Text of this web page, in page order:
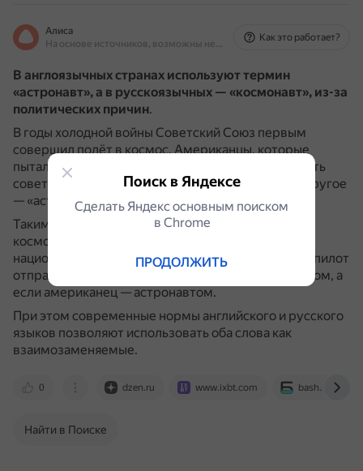
Алиса
На основе источников, возможны неточности
Как это работает?
В англоязычных странах используют термин
«астронавт», а в русскоязычных — «космонавт», из-за
политических причин.
В годы холодной войны Советский Союз первым
совершил полёт в космос.Американцы, которые
пытались угнаться за СССР, не хотели использовать
советское слово и позаимствовали у фантастов другое
— «астронавт».
Таким образом, основное различие между
космонавтом и астронавтом заключается в их
национальной принадлежности: если российский пилот
отправляется к звёздам, его называют космонавтом, а
если американец — астронавтом.
При этом современные нормы английского и русского
языков позволяют использовать оба слова как
взаимозаменяемые.
0 dzen.ru www.ixbt.com bash.news
Найти в Поиске
Поиск в Яндексе
Сделать Яндекс основным поиском
в Сhrome
ПРОДОЛЖИТЬ